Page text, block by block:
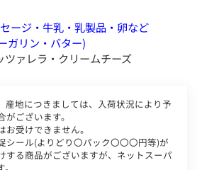
ージ・牛乳・乳製品・卵など
ガリン・バター)
ツァレラ・クリームチーズ
産地につきましては、入荷状況により予
ございます。
受けできません。
シール(よりどり〇パック〇〇〇円等)が
する商品がございますが、ネットスーパ